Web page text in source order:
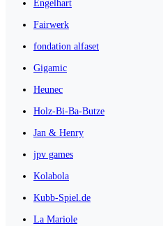
Engelhart
Fairwerk
fondation alfaset
Gigamic
Heunec
Holz-Bi-Ba-Butze
Jan & Henry
jpv games
Kolabola
Kubb-Spiel.de
La Mariole